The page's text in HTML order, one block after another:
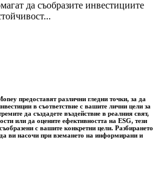
да съобразите инвестициите
предоставят различни гледни точки, за да
в съответствие с вашите лични цели за
да създадете въздействие в реалния свят,
или да оцените ефективността на ESG, тези
с вашите конкретни цели. Разбирането
ви насочи при вземането на информирани и